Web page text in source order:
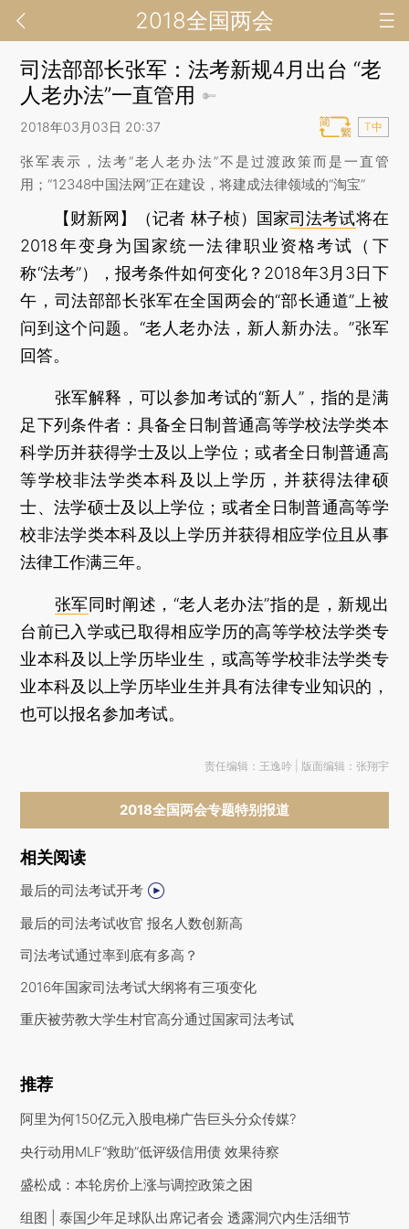
2018全国两会
司法部部长张军：法考新规4月出台 “老
人老办法”一直管用
2018年03月03日 20:37 T中
张军表示，法考“老人老办法”不是过渡政策而是一直管
用；“12348中国法网”正在建设，将建成法律领域的“淘宝”
【财新网】（记者 林子桢） 国家司法考试将在
2018年变身为国家统一法律职业资格考试（下
称“法考”），报考条件如何变化？2018年3月3日下
午，司法部部长张军在全国两会的“部长通道”上被
问到这个问题。“老人老办法，新人新办法。”张军
回答。
张军解释，可以参加考试的“新人”，指的是满
足下列条件者：具备全日制普通高等学校法学类本
科学历并获得学士及以上学位；或者全日制普通高
等学校非法学类本科及以上学历，并获得法律硕
士、法学硕士及以上学位；或者全日制普通高等学
校非法学类本科及以上学历并获得相应学位且从事
法律工作满三年。
张军 同时阐述，“老人老办法”指的是，新规出
台前已入学或已取得相应学历的高等学校法学类专
业本科及以上学历毕业生，或高等学校非法学类专
业本科及以上学历毕业生并具有法律专业知识的，
也可以报名参加考试。
责任编辑：王逸吟 | 版面编辑：张翔宇
2018全国两会专题特别报道
相关阅读
最后的司法考试开考
最后的司法考试收官 报名人数创新高
司法考试通过率到底有多高？
2016年国家司法考试大纲将有三项变化
重庆被劳教大学生村官高分通过国家司法考试
推荐
阿里为何150亿元入股电梯广告巨头分众传媒?
央行动用MLF“救助”低评级信用债 效果待察
盛松成：本轮房价上涨与调控政策之困
组图 | 泰国少年足球队出席记者会 透露洞穴内生活细节